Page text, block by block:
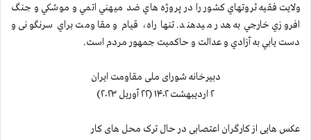
ولايت فقيه ثروتهاي كشور را در پروژه هاي ضد ميهني اتمي و موشكي و جنگ
افروزي خارجي به هدر ميدهند. تنها راه، قیام و مقاومت براي سرنگونی و
دست يابي به آزادي و عدالت و حاكميت جمهور مردم است.
دبیرخانه شورای ملی مقاومت ایران
۲ اردیبهشت ۱۴۰۲ (۲۲ آوریل ۲۰۲۳)
عکس هایی از کارگران اعتصابی در حال ترک محل های کار